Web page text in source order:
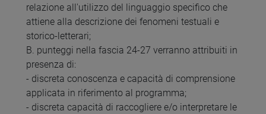
relazione all'utilizzo del linguaggio specifico che
attiene alla descrizione dei fenomeni testuali e
storico-letterari;
B. punteggi nella fascia 24-27 verranno attribuiti in
presenza di:
- discreta conoscenza e capacità di comprensione
applicata in riferimento al programma;
- discreta capacità di raccogliere e/o interpretare le